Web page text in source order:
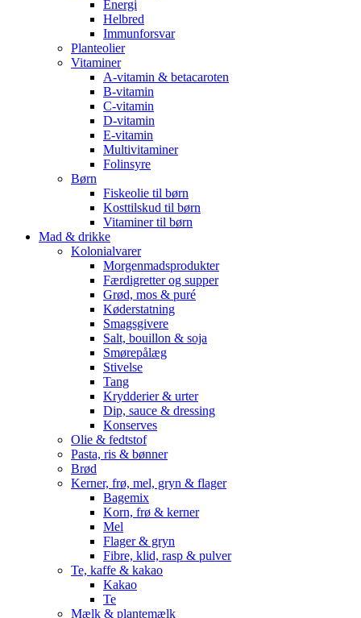
Energi
Helbred
Immunforsvar
Planteolier
Vitaminer
A-vitamin & betacaroten
B-vitamin
C-vitamin
D-vitamin
E-vitamin
Multivitaminer
Folinsyre
Børn
Fiskeolie til børn
Kosttilskud til børn
Vitaminer til børn
Mad & drikke
Kolonialvarer
Morgenmadsprodukter
Færdigretter og supper
Grød, mos & puré
Køderstatning
Smagsgivere
Salt, bouillon & soja
Smørepålæg
Stivelse
Tang
Krydderier & urter
Dip, sauce & dressing
Konserves
Olie & fedtstof
Pasta, ris & bønner
Brød
Kerner, frø, mel, gryn & flager
Bagemix
Korn, frø & kerner
Mel
Flager & gryn
Fibre, klid, rasp & pulver
Te, kaffe & kakao
Kakao
Te
Mælk & plantemælk